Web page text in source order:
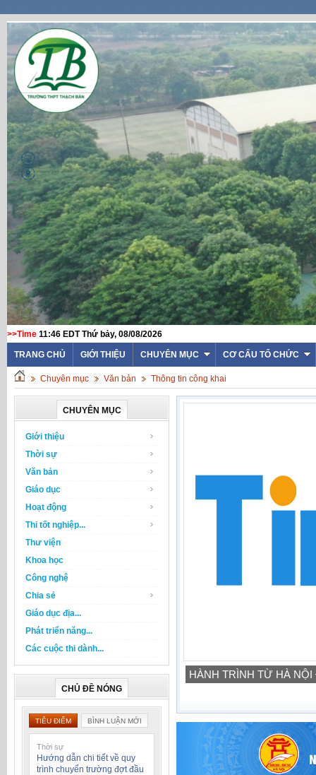
>>Time 11:46 EDT Thứ bảy, 08/08/2026
TRANG CHỦ GIỚI THIỆU CHUYÊN MỤC CƠ CẤU TỔ CHỨC
Chuyên mục Văn bản Thông tin công khai
CHUYÊN MỤC
Giới thiệu
Thời sự
Văn bản
Giáo dục
Hoạt động
Thi tốt nghiệp...
Thư viện
Khoa học
Công nghệ
Chia sẻ
Giáo dục địa...
Phát triển năng...
Các cuộc thi dành...
CHỦ ĐỀ NÓNG
TIÊU ĐIỂM BÌNH LUẬN MỚI
Thời sự
Hướng dẫn chi tiết về quy
trình chuyển trường đợt đầu
HÀNH TRÌNH TỪ HÀ